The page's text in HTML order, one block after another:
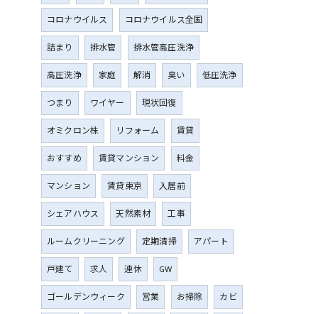
コロナウイルス
コロナウイルス全国
詰まり
排水管
排水管高圧洗浄
高圧洗浄
家庭 解消 臭い
低圧洗浄
つまり
ワイヤー
現状回復
オミクロン株
リフォーム
賃貸
おすすめ
賃貸マンション
料金
マンション
賃貸東京
入居前
シェアハウス
天然素材
工事
ルームクリーニング
定期清掃
アパート
戸建て
求人 連休
GW
ゴールデンウィーク
営業 お掃除
カビ